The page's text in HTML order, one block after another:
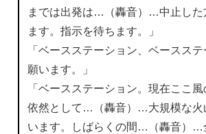
までは出発は…（轟音）…中止した
ます。指示を待ちます。」
「ベースステーション、ベースス
願います。」
「ベースステーション。現在ここ
依然として…（轟音）…大規模な火
います。しばらくの間…（轟音）…